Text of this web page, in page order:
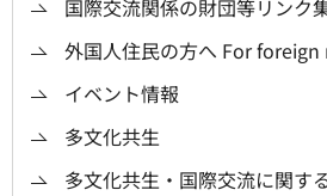
国際交流関係の財団等リンク
外国人住民の方へ For
イベント情報
多文化共生
多文化共生・国際交流に関す